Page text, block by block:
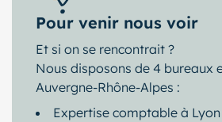
Pour venir nous voir
Et si on se rencontrait ?
Nous disposons de 4 bureaux
Auvergne-Rhône-Alpes :
Expertise comptable à